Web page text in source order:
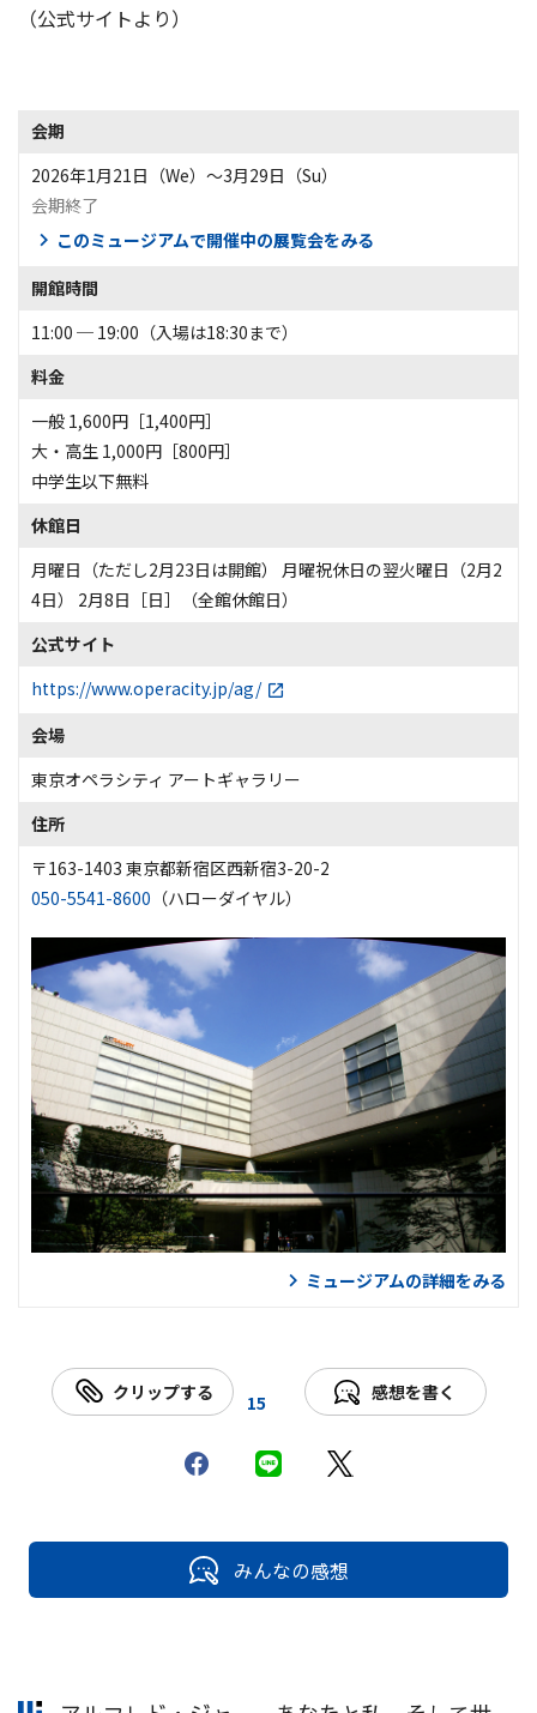
（公式サイトより）
会期
2026年1月21日（We）〜3月29日（Su）
会期終了
このミュージアムで開催中の展覧会をみる
開館時間
11:00 ─ 19:00（入場は18:30まで）
料金
一般 1,600円［1,400円］
大・高生 1,000円［800円］
中学生以下無料
休館日
月曜日（ただし2月23日は開館） 月曜祝休日の翌火曜日（2月2
4日） 2月8日［日］（全館休館日）
公式サイト
https://www.operacity.jp/ag/
会場
東京オペラシティ アートギャラリー
住所
〒163-1403 東京都新宿区西新宿3-20-2
050-5541-8600 （ハローダイヤル）
ミュージアムの詳細をみる
クリップする 15 感想を書く
みんなの感想